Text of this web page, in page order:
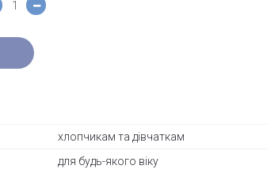
хлопчикам та дівчаткам
для будь-якого віку